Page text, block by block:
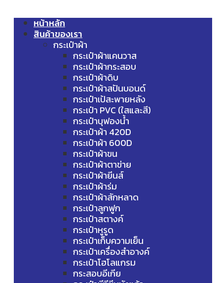
หน้าหลัก
สินค้าของเรา
กระเป๋าผ้า
กระเป๋าผ้าแคนวาส
กระเป๋าผ้ากระสอบ
กระเป๋าผ้าดิบ
กระเป๋าผ้าสปันบอนด์
กระเป๋าเป้สะพายหลัง
กระเป๋า PVC (ใสและสี)
กระเป๋าบุฟองน้ำ
กระเป๋าผ้า 420D
กระเป๋าผ้า 600D
กระเป๋าผ้าขน
กระเป๋าผ้าตาข่าย
กระเป๋าผ้ายีนส์
กระเป๋าผ้าร่ม
กระเป๋าผ้าสักหลาด
กระเป๋าลูกฟูก
กระเป๋าสตางค์
กระเป๋าหูรูด
กระเป๋าเก็บความเย็น
กระเป๋าเครื่องสำอางค์
กระเป๋าโฮโลแกรม
กระสอบอีเกีย